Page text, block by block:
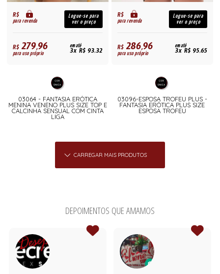
R$
para revenda
Logue-se para
ver o preço
R$279,96
para uso próprio
em até
3x R$ 93,32
03064 - FANTASIA ERÓTICA
MENINA VENENO PLUS SIZE TOP E
CALCINHA SENSUAL COM CINTA
LIGA
R$
para revenda
Logue-se para
ver o preço
R$286,96
para uso próprio
em até
3x R$ 95,65
03096-ESPOSA TROFEU PLUS -
FANTASIA ERÓTICA PLUS SIZE
ESPOSA TROFEU
CARREGAR MAIS PRODUTOS
DEPOIMENTOS QUE AMAMOS